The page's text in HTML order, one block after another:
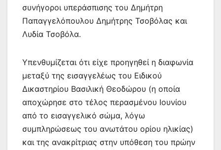
συνήγοροι υπεράσπισης του Δημήτρη
Παπαγγελόπουλου Δημήτρης Τσοβόλας και
Λυδία Τσοβόλα.
Υπενθυμίζεται ότι είχε προηγηθεί η διαφωνία
μεταξύ της εισαγγελέως του Ειδικού
Δικαστηρίου Βασιλική Θεοδώρου (η οποία
αποχώρησε στο τέλος περασμένου Ιουνίου
από το εισαγγελικό σώμα, λόγω
συμπληρώσεως του ανωτάτου ορίου ηλικίας)
και της ανακρίτριας στην υπόθεση του πρώην